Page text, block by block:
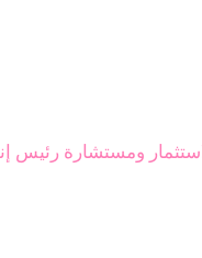
ومستشارة رئيس